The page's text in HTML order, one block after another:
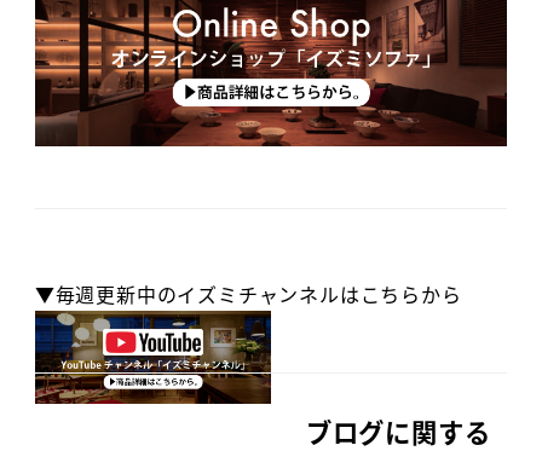
▼毎週更新中のイズミチャンネルはこちらから
ブログに関する